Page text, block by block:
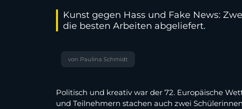
Kunst gegen Hass und Fake News:
die besten Arbeiten abgeliefert.
von Paulina Schmidt
Politisch und kreativ war der 72. Europäische
und Teilnehmern stachen auch zwei